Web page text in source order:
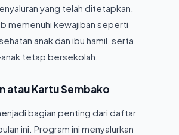
yang telah ditetapkan.
memenuhi kewajiban seperti
anak dan ibu hamil, serta
tetap bersekolah.
atau Kartu Sembako
bagian penting dari daftar
ini. Program ini menyalurkan